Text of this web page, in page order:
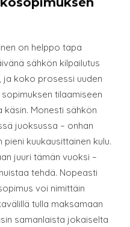
on helppo tapa
sähkön kilpailutus
ja koko prosessi uuden
tilaamiseen
Monesti sähkön
juoksussa – onhan
kuukausittainen kulu.
juuri tämän vuoksi –
tehdä. Nopeasti
voi nimittäin
tulla maksamaan
samanlaista jokaiselta